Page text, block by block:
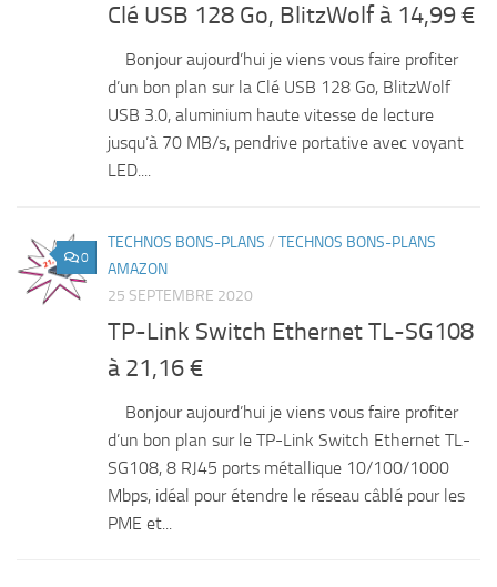
Clé USB 128 Go, BlitzWolf à 14,99 €
Bonjour aujourd’hui je viens vous faire profiter
d’un bon plan sur la Clé USB 128 Go, BlitzWolf
USB 3.0, aluminium haute vitesse de lecture
jusqu’à 70 MB/s, pendrive portative avec voyant
LED....
0
TECHNOS BONS-PLANS / TECHNOS BONS-PLANS
AMAZON
25 SEPTEMBRE 2020
TP-Link Switch Ethernet TL-SG108
à 21,16 €
Bonjour aujourd’hui je viens vous faire profiter
d’un bon plan sur le TP-Link Switch Ethernet TL-
SG108, 8 RJ45 ports métallique 10/100/1000
Mbps, idéal pour étendre le réseau câblé pour les
PME et...